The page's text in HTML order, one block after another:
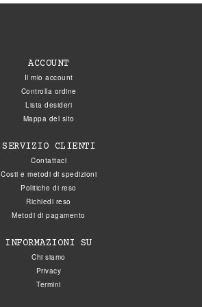
ACCOUNT
Il mio account
Controlla ordine
Lista desideri
Mappa del sito
SERVIZIO CLIENTI
Contattaci
Costi e metodi di spedizioni
Politiche di reso
Richiedi reso
Metodi di pagamento
INFORMAZIONI SU
Chi siamo
Privacy
Termini